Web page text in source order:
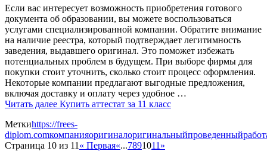
Если вас интересует возможность приобретения готового
документа об образовании, вы можете воспользоваться
услугами специализированной компании. Обратите внимание
на наличие реестра, который подтверждает легитимность
заведения, выдавшего оригинал. Это поможет избежать
потенциальных проблем в будущем. При выборе фирмы для
покупки стоит уточнить, сколько стоит процесс оформления.
Некоторые компании предлагают выгодные предложения,
включая доставку и оплату через удобное …
Читать далее Купить аттестат за 11 класс
Меткиhttps://frees-
diplom.comкомпанияоригиналоригинальныйпроведенный
Страница 10 из 11 « Первая«...7891011 »